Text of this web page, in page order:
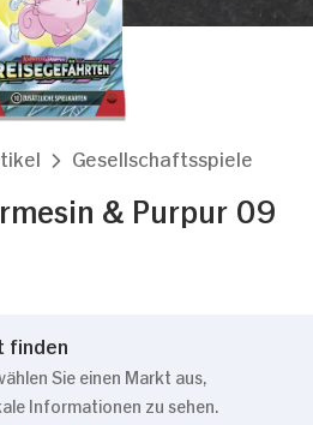
Gesellschaftsspiele
& Purpur 09
finden
Sie einen Markt aus,
Informationen zu sehen.